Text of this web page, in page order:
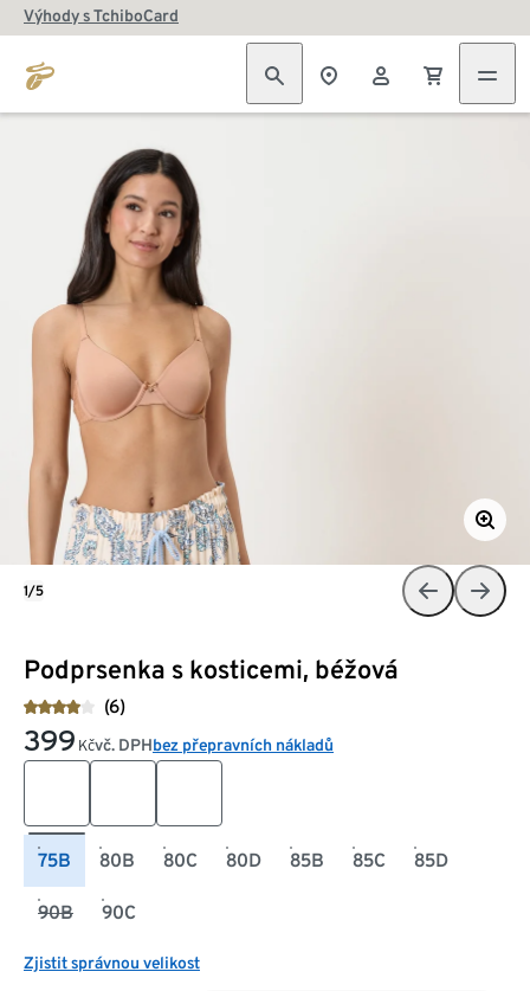
Výhody s TchiboCard
Podprsenka s kosticemi, béžová
(6)
399 Kčvč. DPHbez přepravních nákladů
75B 80B 80C 80D 85B 85C 85D
90B 90C
Zjistit správnou velikost
1/5